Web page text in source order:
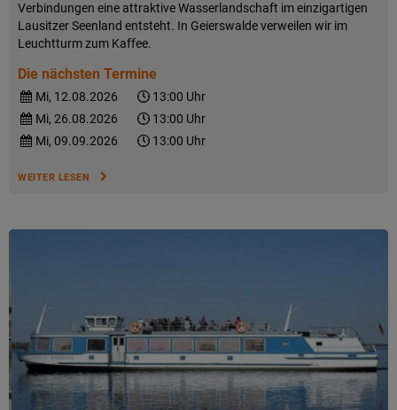
Verbindungen eine attraktive Wasserlandschaft im einzigartigen
Lausitzer Seenland entsteht. In Geierswalde verweilen wir im
Leuchtturm zum Kaffee.
Die nächsten Termine
Mi, 12.08.2026
13:00 Uhr
Mi, 26.08.2026
13:00 Uhr
Mi, 09.09.2026
13:00 Uhr
WEITER LESEN